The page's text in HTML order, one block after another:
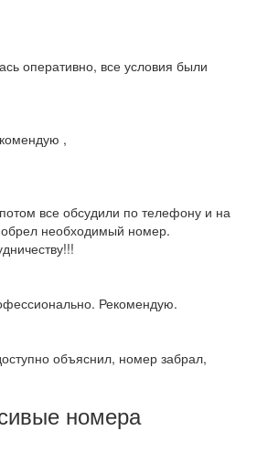
оперативно, все условия были
,
все обсудили по телефону и на
необходимый номер.
Рекомендую.
объяснил, номер забрал,
номера